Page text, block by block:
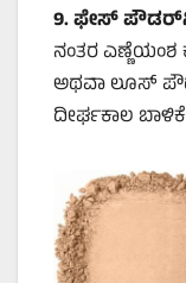
9.ಫೇಸ್
ನಂತರ ಎಣ್ಣೆಯಂಶ
ಅಥವಾ ಲೂಸ್
ದೀರ್ಘಕಾಲ ಬಾಳಿಕೆ